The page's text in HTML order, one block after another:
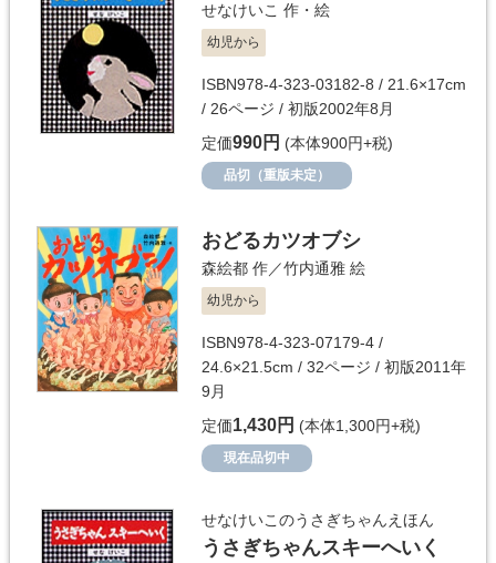
せなけいこ 作・絵
幼児から
ISBN978-4-323-03182-8 / 21.6×17cm
/ 26ページ / 初版2002年8月
定価990円 (本体900円+税)
品切（重版未定）
おどるカツオブシ
森絵都 作／竹内通雅 絵
幼児から
ISBN978-4-323-07179-4 /
24.6×21.5cm / 32ページ / 初版2011年
9月
定価1,430円 (本体1,300円+税)
現在品切中
せなけいこのうさぎちゃんえほん
うさぎちゃんスキーへいく